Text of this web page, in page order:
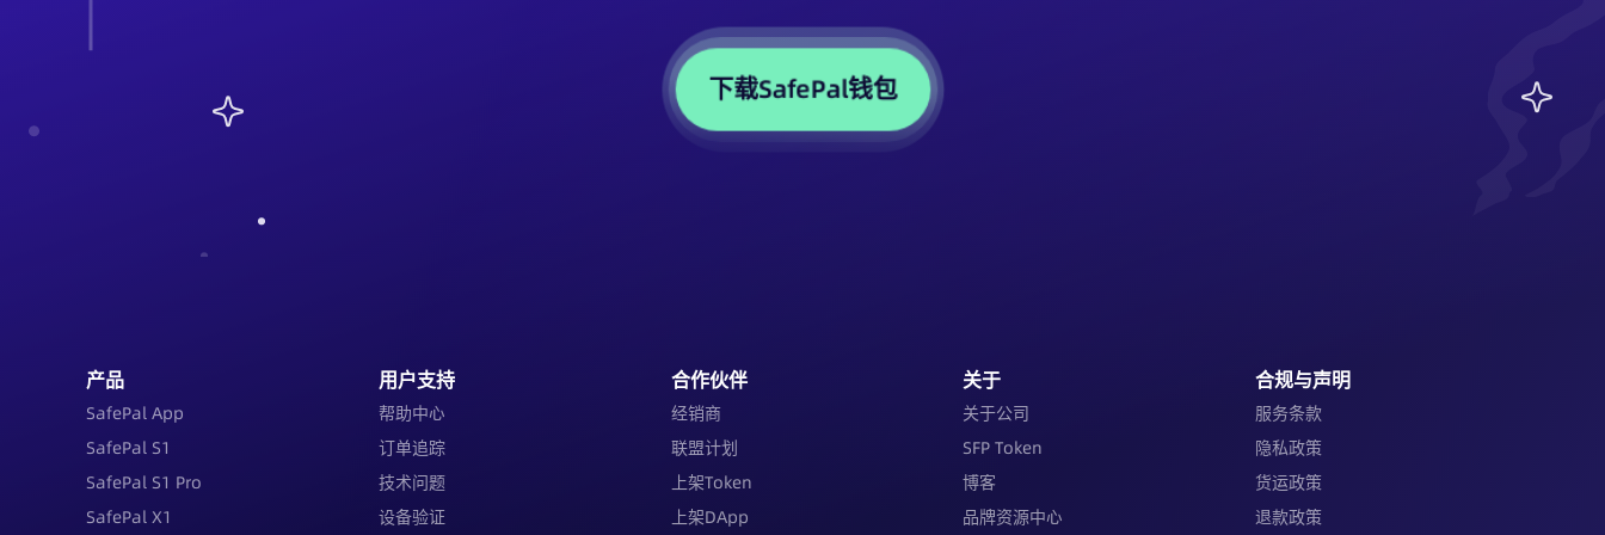
下载SafePal钱包
产品
SafePal App
SafePal S1
SafePal S1 Pro
SafePal X1
用户支持
帮助中心
订单追踪
技术问题
设备验证
合作伙伴
经销商
联盟计划
上架Token
上架DApp
关于
关于公司
SFP Token
博客
品牌资源中心
合规与声明
服务条款
隐私政策
货运政策
退款政策